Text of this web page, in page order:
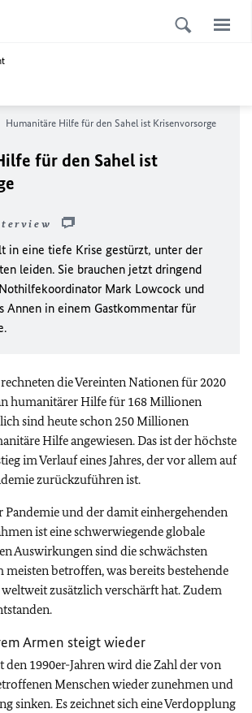
Humanitäre Hilfe für den Sahel ist Krisenvorsorge
für den Sahel ist
in eine tiefe Krise gestürzt, unter der
leiden. Sie brauchen jetzt dringend
Mark Lowcock und
Annen in einem Gastkommentar für
die Vereinten Nationen für 2020
humanitärer Hilfe für 168 Millionen
sind heute schon 250 Millionen
Hilfe angewiesen. Das ist der höchste
im Verlauf eines Jahres, der vor allem auf
zurückzuführen ist.
Pandemie und der damit einhergehenden
ist eine schwerwiegende globale
Auswirkungen sind die schwächsten
meisten betroffen, was bereits bestehende
zusätzlich verschärft hat. Zudem
Armen steigt wieder
den 1990er-Jahren wird die Zahl der von
Menschen wieder zunehmen und
sinken. Es zeichnet sich eine Verdopplung